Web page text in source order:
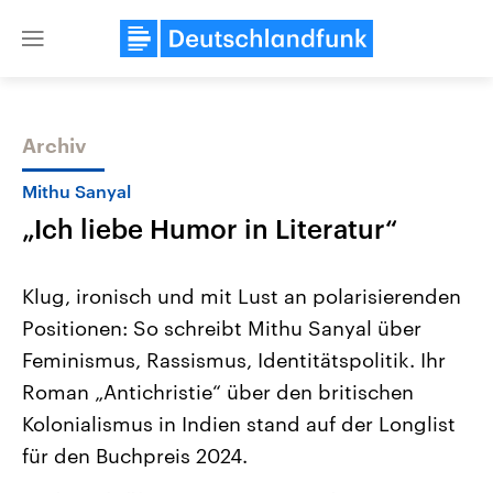
Close
Themen
Landtagswahl Sachsen-Anhalt
2026
Alle Informationen
Sachsen-Anhalt wählt am 6.
September 2026 einen neuen
Landtag. Seit 2021 wird das
Bundesland von einer Koalition aus
USA
Aktuelle Beiträge,
Hintergründe
Wirtschaftlich und
mit großem Einfluss auf
Archiv
Mithu Sanyal
„Ich liebe Humor in Literatur“
Klug, ironisch und mit Lust an polarisierenden
Positionen: So schreibt Mithu Sanyal über
Feminismus, Rassismus, Identitätspolitik. Ihr
Roman „Antichristie“ über den britischen
Kolonialismus in Indien stand auf der Longlist
für den Buchpreis 2024.